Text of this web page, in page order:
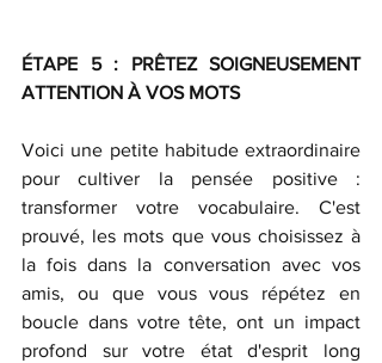
ÉTAPE 5 : PRÊTEZ SOIGNEUSEMENT
ATTENTION À VOS MOTS
Voici une petite habitude extraordinaire
pour cultiver la pensée positive :
transformer votre vocabulaire. C'est
prouvé, les mots que vous choisissez à
la fois dans la conversation avec vos
amis, ou que vous vous répétez en
boucle dans votre tête, ont un impact
profond sur votre état d'esprit long